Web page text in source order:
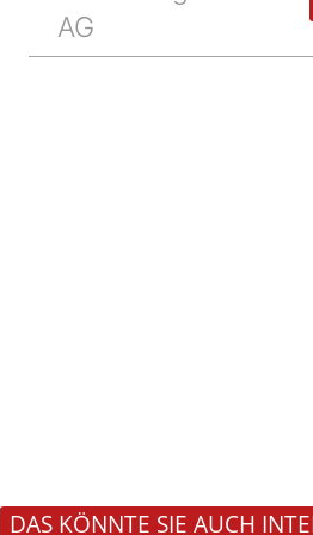
AG
DAS KÖNNTE SIE AUCH